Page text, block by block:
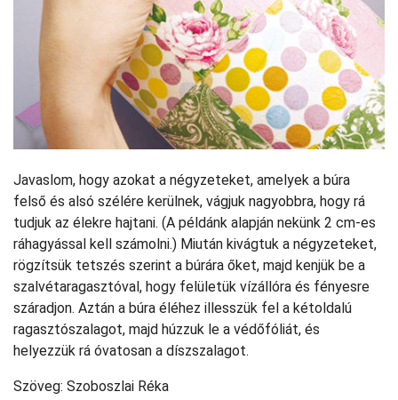
Javaslom, hogy azokat a négyzeteket, amelyek a búra
felső és alsó szélére kerülnek, vágjuk nagyobbra, hogy rá
tudjuk az élekre hajtani. (A példánk alapján nekünk 2 cm-es
ráhagyással kell számolni.) Miután kivágtuk a négyzeteket,
rögzítsük tetszés szerint a búrára őket, majd kenjük be a
szalvétaragasztóval, hogy felületük vízállóra és fényesre
száradjon. Aztán a búra éléhez illesszük fel a kétoldalú
ragasztószalagot, majd húzzuk le a védőfóliát, és
helyezzük rá óvatosan a díszszalagot.
Szöveg: Szoboszlai Réka